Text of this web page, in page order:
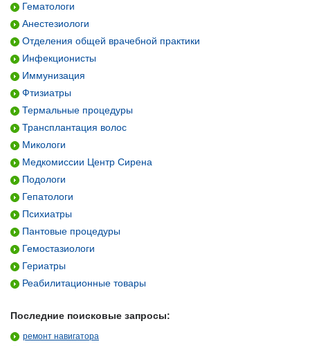
Гематологи
Анестезиологи
Отделения общей врачебной практики
Инфекционисты
Иммунизация
Фтизиатры
Термальные процедуры
Трансплантация волос
Микологи
Медкомиссии Центр Сирена
Подологи
Гепатологи
Психиатры
Пантовые процедуры
Гемостазиологи
Гериатры
Реабилитационные товары
Последние поисковые запросы:
ремонт навигатора